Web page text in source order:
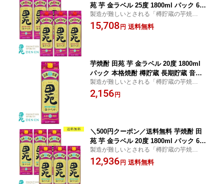
苑 芋 金ラベル 25度 1800ml パック 6本
セット 本格焼酎 樽貯蔵 長期貯蔵 音楽
仕込み いも焼酎 まとめ買い〈焼酎617
製造が難しいとされる「樽貯蔵の芋焼
酎」。品質にこだわる田苑が長い試行錯誤
を重ねて生み出した芋の金ラベル。パック
15,708円 送料無料
芋焼酎 田苑 芋 金ラベル 20度 1800ml
パック 本格焼酎 樽貯蔵 長期貯蔵 音楽
仕込み いも焼酎〈焼酎7450〉
製造が難しいとされる「樽貯蔵の芋焼
酎」。品質にこだわる田苑が長い試行錯誤
を重ねて生み出した芋の金ラベル。パック
2,156円
＼500円クーポン／送料無料 芋焼酎 田
苑 芋 金ラベル 20度 1800ml パック 6本
セット 本格焼酎 樽貯蔵 長期貯蔵 音楽
仕込み いも焼酎 まとめ買い〈焼酎617
製造が難しいとされる「樽貯蔵の芋焼
酎」。品質にこだわる田苑が長い試行錯誤
を重ねて生み出した芋の金ラベル。パック
12,936円 送料無料